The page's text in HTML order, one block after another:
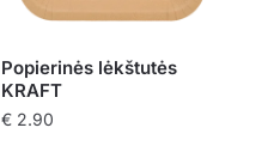
Popierinės lėkštutės
KRAFT
€2.90